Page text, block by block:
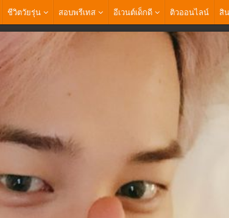
ชีวิตวัยรุ่น สอบพรีเทส อีเวนต์เด็กดี ติวออนไลน์ สิ